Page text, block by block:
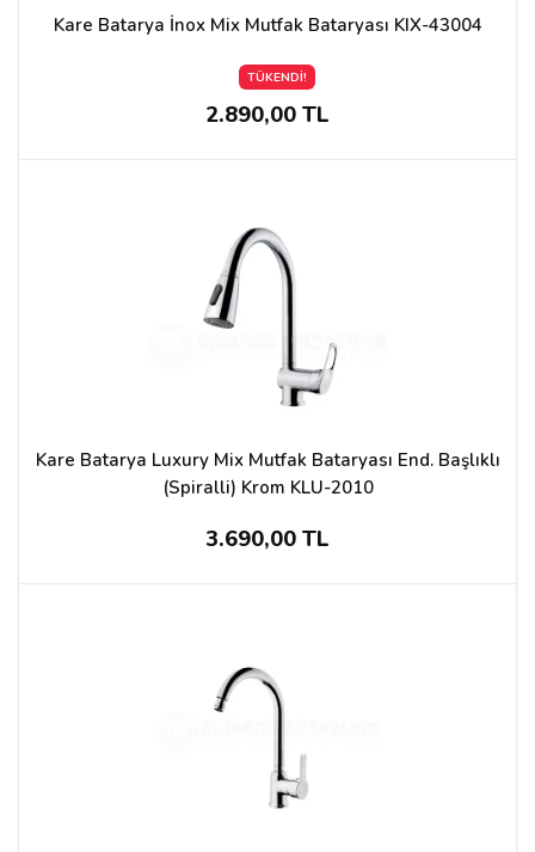
Kare Batarya İnox Mix Mutfak Bataryası KIX-43004
TÜKENDİ!
2.890,00 TL
Kare Batarya Luxury Mix Mutfak Bataryası End. Başlıklı
(Spiralli) Krom KLU-2010
3.690,00 TL